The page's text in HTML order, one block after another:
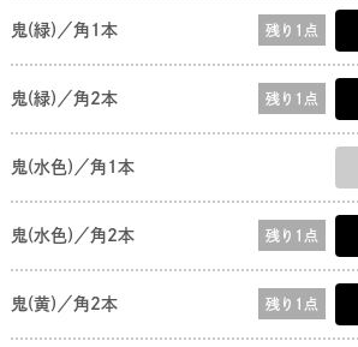
鬼(緑)／角1本 残り1点
鬼(緑)／角2本 残り1点
鬼(水色)／角1本
鬼(水色)／角2本 残り1点
鬼(黄)／角2本 残り1点